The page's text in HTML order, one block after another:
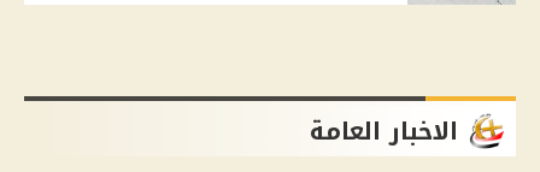
الاخبار العامة